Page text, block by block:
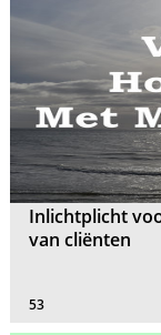
Inlichtplicht
van cliënten
53